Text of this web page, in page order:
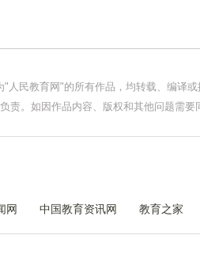
"人民教育网"的所有作品，均转载、编译
责。如因作品内容、版权和其他问题需
网 中国教育资讯网 教育之家